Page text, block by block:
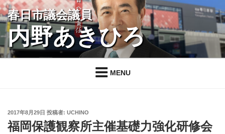
コ
ン
ツ
春日市議会議員
内野あきひろ
MENU
投
稿
日:
2017年8月29日 投稿者: UCHINO
福岡保護観察所主催基礎力強化研修会